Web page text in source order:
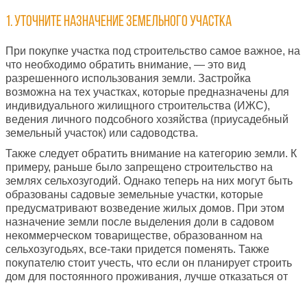
1. Уточните назначение земельного участка
При покупке участка под строительство самое важное, на
что необходимо обратить внимание, — это вид
разрешенного использования земли. Застройка
возможна на тех участках, которые предназначены для
индивидуального жилищного строительства (ИЖС),
ведения личного подсобного хозяйства (приусадебный
земельный участок) или садоводства.
Также следует обратить внимание на категорию земли. К
примеру, раньше было запрещено строительство на
землях сельхозугодий. Однако теперь на них могут быть
образованы садовые земельные участки, которые
предусматривают возведение жилых домов. При этом
назначение земли после выделения доли в садовом
некоммерческом товариществе, образованном на
сельхозугодьях, все-таки придется поменять. Также
покупателю стоит учесть, что если он планирует строить
дом для постоянного проживания, лучше отказаться от